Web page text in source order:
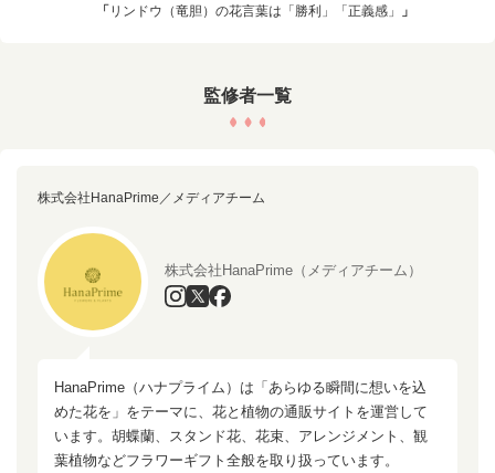
「 リンドウ（竜胆）の花言葉は「勝利」「正義感」 」
監修者一覧
株式会社HanaPrime／メディアチーム
株式会社HanaPrime（メディアチーム）
HanaPrime（ハナプライム）は「あらゆる瞬間に想いを込
めた花を」をテーマに、花と植物の通販サイトを運営して
います。胡蝶蘭、スタンド花、花束、アレンジメント、観
葉植物などフラワーギフト全般を取り扱っています。